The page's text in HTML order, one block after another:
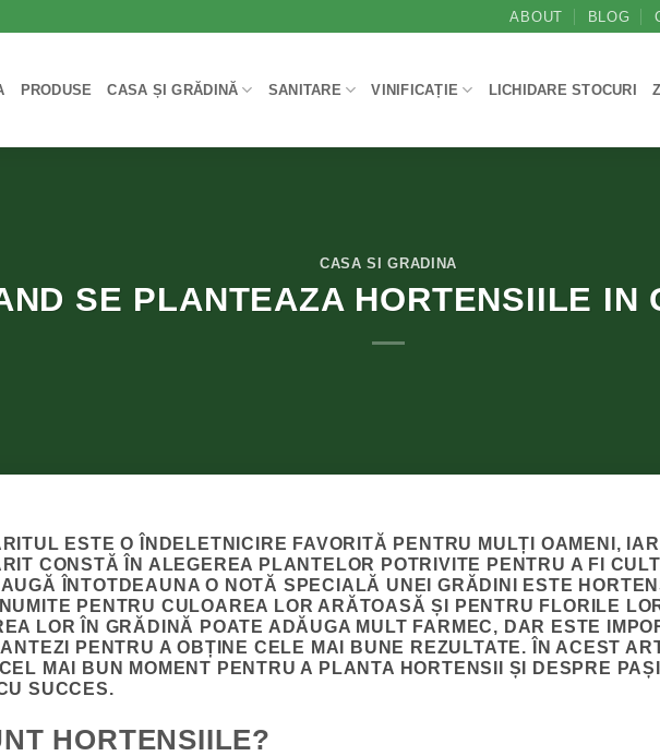
ABOUT BLOG
PRODUSE CASA ȘI GRĂDINĂ SANITARE VINIFICAȚIE LICHIDARE STOCURI
CASA SI GRADINA
SE PLANTEAZA HORTENSIILE IN
ESTE O ÎNDELETNICIRE FAVORITĂ PENTRU MULȚI OAMENI,
CONSTĂ ÎN ALEGEREA PLANTELOR POTRIVITE PENTRU A FI
ÎNTOTDEAUNA O NOTĂ SPECIALĂ UNEI GRĂDINI ESTE
PENTRU CULOAREA LOR ARĂTOASĂ ȘI PENTRU FLORILE
LOR ÎN GRĂDINĂ POATE ADĂUGA MULT FARMEC, DAR ESTE
PENTRU A OBȚINE CELE MAI BUNE REZULTATE. ÎN ACEST
MAI BUN MOMENT PENTRU A PLANTA HORTENSII ȘI DESPRE
SUCCES.
HORTENSIILE?